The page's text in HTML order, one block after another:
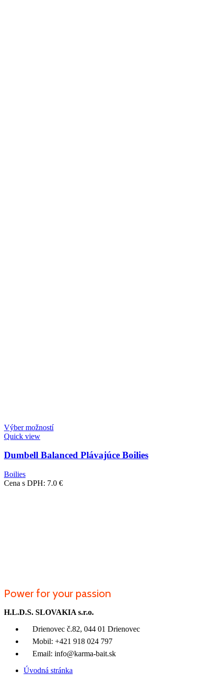
Výber možností
Quick view
Dumbell Balanced Plávajúce Boilies
Boilies
Cena s DPH: 7.0 €
Power for your passion
H.L.D.S. SLOVAKIA s.r.o.
Drienovec č.82, 044 01 Drienovec
Mobil: +421 918 024 797
Email: info@karma-bait.sk
Úvodná stránka